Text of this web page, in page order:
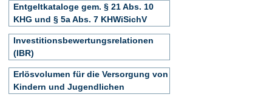
Entgeltkataloge gem. § 21 Abs. 10
KHG und § 5a Abs. 7 KHWiSichV
Investitionsbewertungsrelationen
(IBR)
Erlösvolumen für die Versorgung von
Kindern und Jugendlichen